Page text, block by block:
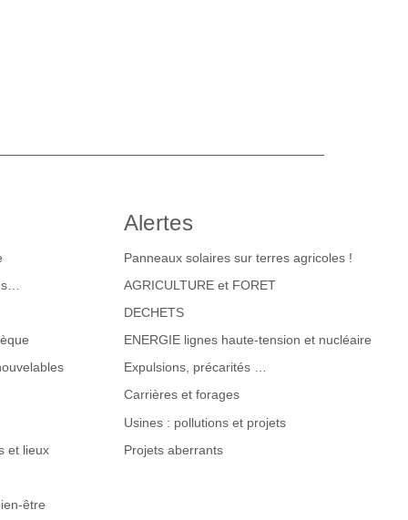
et lieux
être
Alertes
Panneaux solaires sur terres agricoles !
AGRICULTURE et FORET
DECHETS
ENERGIE lignes haute-tension et nucléaire
Expulsions, précarités …
Carrières et forages
Usines : pollutions et projets
Projets aberrants